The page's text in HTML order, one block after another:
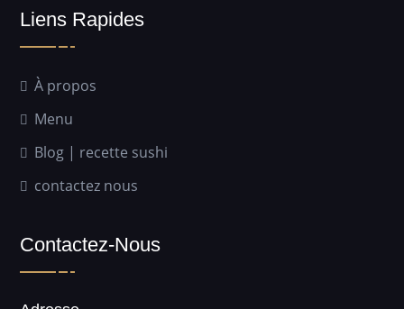
Liens Rapides
À propos
Menu
Blog | recette sushi
contactez nous
Contactez-Nous